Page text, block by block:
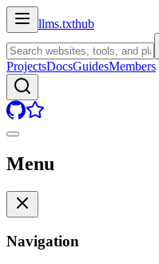
llms.txthub
ProjectsDocsGuidesMembers
Menu
Navigation